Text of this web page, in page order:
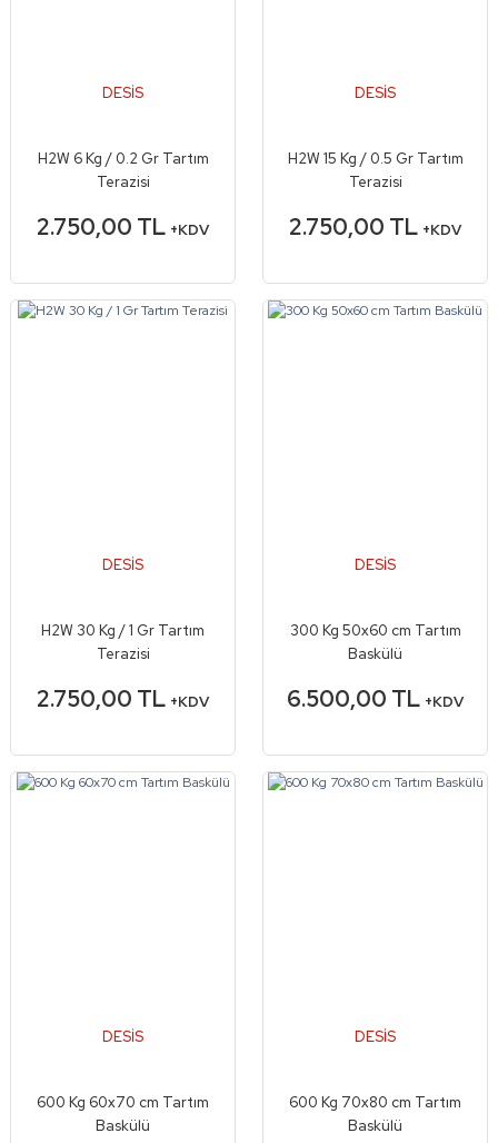
DESİS
H2W 6 Kg / 0.2 Gr Tartım
Terazisi
2.750,00 TL +KDV
DESİS
H2W 15 Kg / 0.5 Gr Tartım
Terazisi
2.750,00 TL +KDV
DESİS
H2W 30 Kg / 1 Gr Tartım
Terazisi
2.750,00 TL +KDV
DESİS
300 Kg 50x60 cm Tartım
Baskülü
6.500,00 TL +KDV
DESİS
600 Kg 60x70 cm Tartım
Baskülü
DESİS
600 Kg 70x80 cm Tartım
Baskülü